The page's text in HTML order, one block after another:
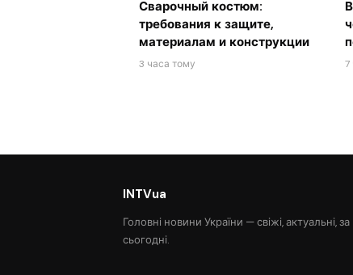
Сварочный костюм:
требования к защите,
материалам и конструкции
3 часа тому 7
INTVua
Головні новини України — свіжі, актуальні, за
сьогодні.